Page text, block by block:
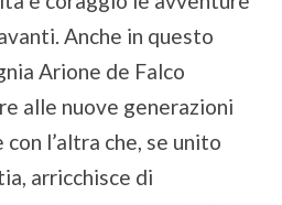
Anche in questo
Arione de Falco
alle nuove generazioni
con l’altra che, se unito
arricchisce di